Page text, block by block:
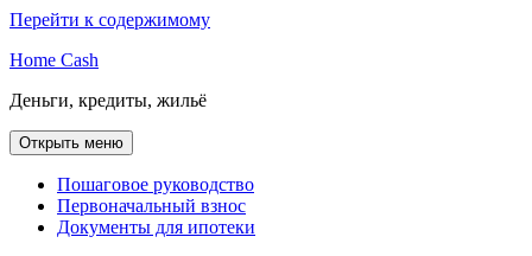
Перейти к содержимому
Home Cash
Деньги, кредиты, жильё
Открыть меню
Пошаговое руководство
Первоначальный взнос
Документы для ипотеки